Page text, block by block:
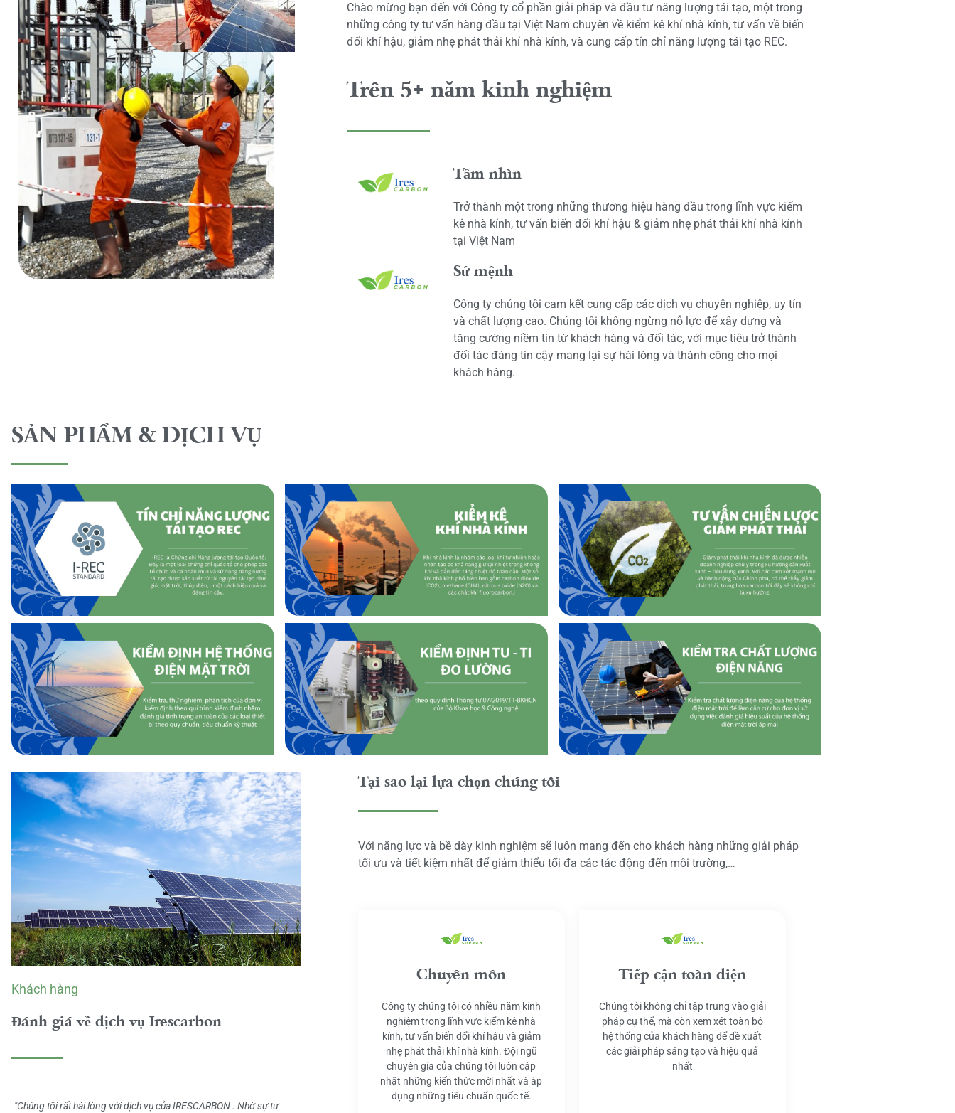
Chào mừng bạn đến với Công ty cổ phần giải pháp và đầu tư năng lượng tái tạo, một trong
những công ty tư vấn hàng đầu tại Việt Nam chuyên về kiểm kê khí nhà kính, tư vấn về biến
đổi khí hậu, giảm nhẹ phát thải khí nhà kính, và cung cấp tín chỉ năng lượng tái tạo REC.
Trên 5+ năm kinh nghiệm
Tầm nhìn
Trở thành một trong những thương hiệu hàng đầu trong lĩnh vực kiểm
kê nhà kính, tư vấn biến đổi khí hậu & giảm nhẹ phát thải khí nhà kính
tại Việt Nam
Sứ mệnh
Công ty chúng tôi cam kết cung cấp các dịch vụ chuyên nghiệp, uy tín
và chất lượng cao. Chúng tôi không ngừng nỗ lực để xây dựng và
tăng cường niềm tin từ khách hàng và đối tác, với mục tiêu trở thành
đối tác đáng tin cậy mang lại sự hài lòng và thành công cho mọi
khách hàng.
SẢN PHẨM & DỊCH VỤ
Khách hàng
Đánh giá về dịch vụ Irescarbon
"Chúng tôi rất hài lòng với dịch vụ của IRESCARBON . Nhờ sự tư
Tại sao lại lựa chọn chúng tôi
Với năng lực và bề dày kinh nghiệm sẽ luôn mang đến cho khách hàng những giải pháp
tối ưu và tiết kiệm nhất để giảm thiểu tối đa các tác động đến môi trường,…
Chuyên môn
Công ty chúng tôi có nhiều năm kinh
nghiệm trong lĩnh vực kiểm kê nhà
kính, tư vấn biến đổi khí hậu và giảm
nhẹ phát thải khí nhà kính. Đội ngũ
chuyên gia của chúng tôi luôn cập
nhật những kiến thức mới nhất và áp
dụng những tiêu chuẩn quốc tế.
Tiếp cận toàn diện
Chúng tôi không chỉ tập trung vào giải
pháp cụ thể, mà còn xem xét toàn bộ
hệ thống của khách hàng để đề xuất
các giải pháp sáng tạo và hiệu quả
nhất